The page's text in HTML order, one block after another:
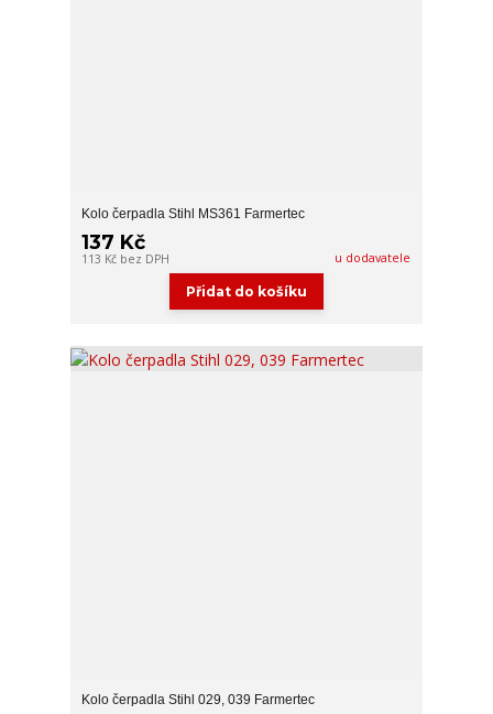
Kolo čerpadla Stihl MS361 Farmertec
137 Kč
113 Kč bez DPH u dodavatele
Přidat do košíku
Kolo čerpadla Stihl 029, 039 Farmertec